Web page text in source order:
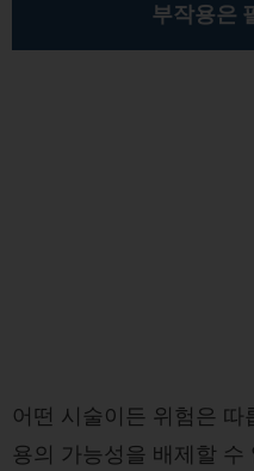
부작용은
어떤 시술이든 위험은
용의 가능성을 배제할